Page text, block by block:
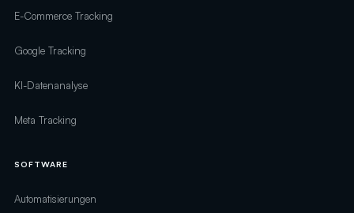
E-Commerce Tracking
Google Tracking
KI-Datenanalyse
Meta Tracking
SOFTWARE
Automatisierungen